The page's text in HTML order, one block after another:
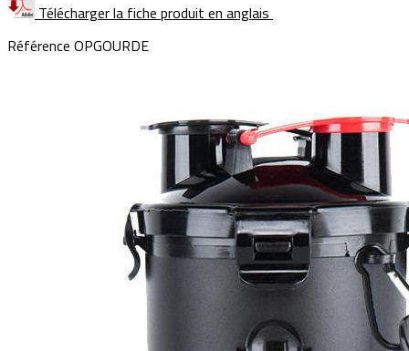
Télécharger la fiche produit en anglais
Référence OPGOURDE